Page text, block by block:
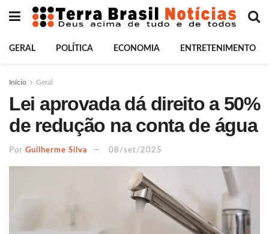
GERAL POLÍTICA ECONOMIA ENTRETENIMENTO
Início Geral
Lei aprovada dá direito a 50%
de redução na conta de água
Por Guilherme Silva 08/set/2025